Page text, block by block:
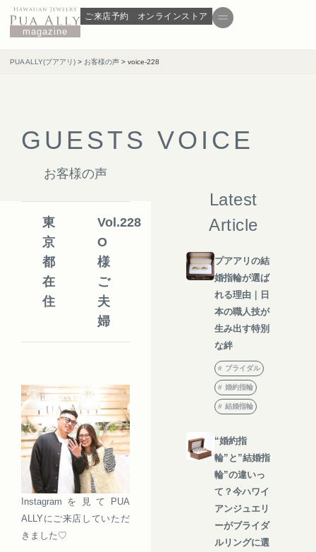
magazine
ご来店予約 オンラインストア
PUA ALLY(プアアリ) > お客様の声 > voice-228
G U E STS VO I C E
お客様の声
東
京
都
在
住
Vol.228
O
様
ご
夫
婦
Instagramを見てPUA
ALLYにご来店していただ
きました♡
Latest
Article
プアアリの結
婚指輪が選ば
れる理由｜日
本の職人技が
生み出す特別
な絆
ブライダル
婚約指輪
結婚指輪
“婚約指
輪”と”結婚指
輪”の違いっ
て？今ハワイ
アンジュエリ
ーがブライダ
ルリングに選